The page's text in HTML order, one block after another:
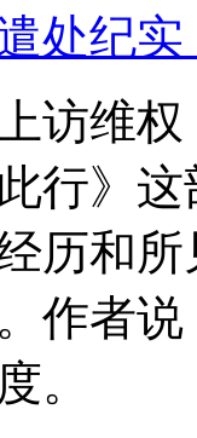
处纪实
访维
行》
历和
作者
。